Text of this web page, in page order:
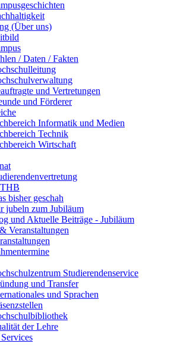
(Über uns)
/ Daten / Fakten
und Vertretungen
und Förderer
Informatik und Medien
Technik
Wirtschaft
THB
bisher geschah
jubeln zum Jubiläum
und Aktuelle Beiträge - Jubiläum
Veranstaltungen
Studierendenservice
und Transfer
und Sprachen
der Lehre